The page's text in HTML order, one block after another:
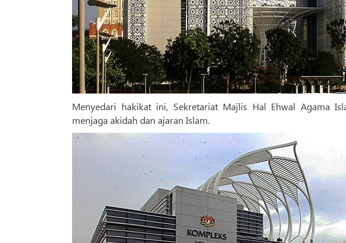
Menyedari hakikat ini, Sekretariat Majlis Hal Ehwal Agama
menjaga akidah dan ajaran Islam.